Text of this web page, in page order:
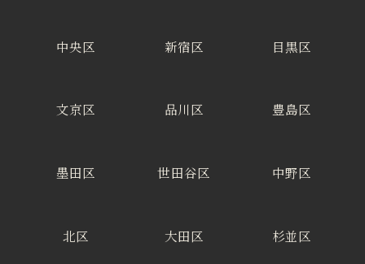
中央区 新宿区 目黒区
文京区 品川区 豊島区
墨田区 世田谷区 中野区
北区 大田区 杉並区